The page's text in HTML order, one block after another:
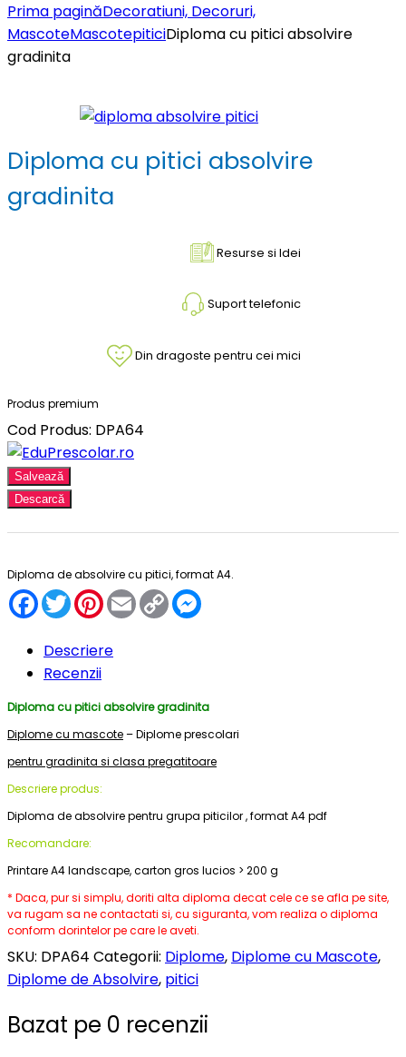
Prima paginăDecoratiuni, Decoruri,
MascoteMascotepiticiDiploma cu pitici absolvire
gradinita
Diploma cu pitici absolvire
gradinita
Resurse si Idei
Suport telefonic
Din dragoste pentru cei mici
Produs premium
Cod Produs: DPA64
Salvează
Descarcă
Diploma de absolvire cu pitici, format A4.
Facebook
TwitterPinterest
EmailCopy
Link
Descriere
Recenzii
Diploma cu pitici absolvire gradinita
Diplome cu mascote– Diplome prescolari
pentru gradinita si clasa pregatitoare
Descriere produs:
Diploma de absolvire pentru grupa piticilor , format A4 pdf
Recomandare:
Printare A4 landscape, carton gros lucios > 200 g
* Daca, pur si simplu, doriti alta diploma decat cele ce se afla pe site,
va rugam sa ne contactati si, cu siguranta, vom realiza o diploma
conform dorintelor pe care le aveti.
SKU: DPA64 Categorii: Diplome, Diplome cu Mascote,
Diplome de Absolvire, pitici
Bazat pe 0 recenzii